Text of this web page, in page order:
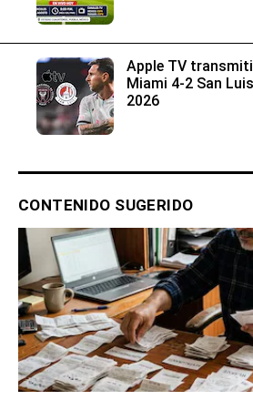
Apple TV
Miami 4-2 San
2026
CONTENIDO SUGERIDO